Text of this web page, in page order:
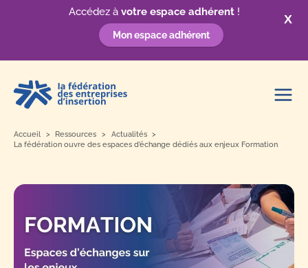
X
Accédez à votre espace adhérent!
Mon espace adhérent
contenu
Accueil Ressources
Actualités
La fédération ouvre des espaces d’échange dédiés aux enjeux Formation